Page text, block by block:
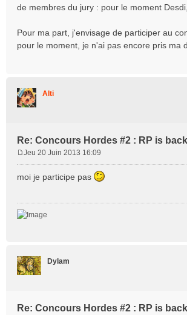
de membres du jury : pour le moment
Pour ma part, j'envisage de participer au
pour le moment, je n'ai pas encore pris ma
Alti
Re: Concours Hordes #2 : RP is
s
a
g
Jeu 20 Juin 2013 16:09
moi je participe pas
Dylam
Re: Concours Hordes #2 : RP is